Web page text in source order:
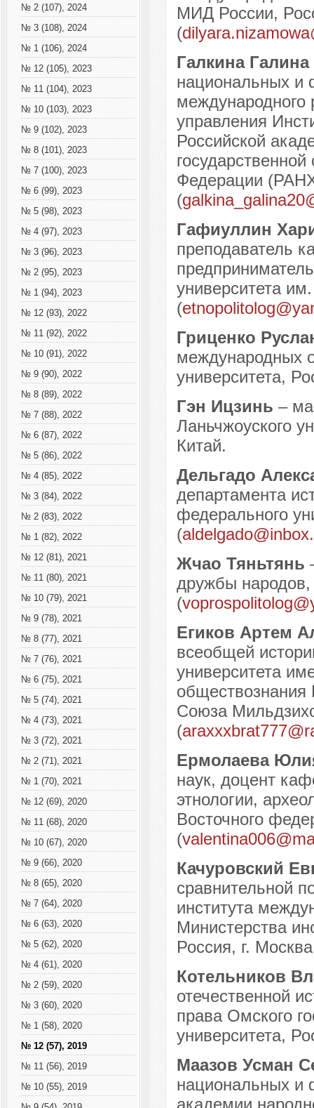
№ 2 (107), 2024
№ 3 (108), 2024
№ 1 (106), 2024
№ 12 (105), 2023
№ 11 (104), 2023
№ 10 (103), 2023
№ 9 (102), 2023
№ 8 (101), 2023
№ 7 (100), 2023
№ 6 (99), 2023
№ 5 (98), 2023
№ 4 (97), 2023
№ 3 (96), 2023
№ 2 (95), 2023
№ 1 (94), 2023
№ 12 (93), 2022
№ 11 (92), 2022
№ 10 (91), 2022
№ 9 (90), 2022
№ 8 (89), 2022
№ 7 (88), 2022
№ 6 (87), 2022
№ 5 (86), 2022
№ 4 (85), 2022
№ 3 (84), 2022
№ 2 (83), 2022
№ 1 (82), 2022
№ 12 (81), 2021
№ 11 (80), 2021
№ 10 (79), 2021
№ 9 (78), 2021
№ 8 (77), 2021
№ 7 (76), 2021
№ 6 (75), 2021
№ 5 (74), 2021
№ 4 (73), 2021
№ 3 (72), 2021
№ 2 (71), 2021
№ 1 (70), 2021
№ 12 (69), 2020
№ 11 (68), 2020
№ 10 (67), 2020
№ 9 (66), 2020
№ 8 (65), 2020
№ 7 (64), 2020
№ 6 (63), 2020
№ 5 (62), 2020
№ 4 (61), 2020
№ 2 (59), 2020
№ 3 (60), 2020
№ 1 (58), 2020
№ 12 (57), 2019
№ 11 (56), 2019
№ 10 (55), 2019
МИД России,
(
Галкина
национальных и
международного
управления
Российской
Федерации
(
Гафиуллин
преподаватель
университета
(
Гриценко
международных
университета,
Гэн Ицзинь –
Ланьчжоуского
Китай.
Дельгадо
департамента
федерального
(
Жчао Тяньтянь
дружбы народов,
(
Егиков Артем
всеобщей
университета
Союза
(
Ермолаева
наук, доцент
этнологии,
Восточного
(
Качуровский
сравнительной
института
Министерства
Россия, г.
Котельников
отечественной
права Омского
университета,
Маазов Усман
национальных и